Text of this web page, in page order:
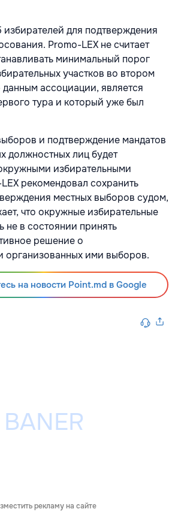
для подтверждения
Promo-LEX не считает
минимальный порог
участков во втором
ассоциации, является
тура и который уже был
и подтверждение мандатов
должностных лиц будет
избирательными
рекомендовал сохранить
местных выборов судом,
что окружные избирательные
не в состоянии принять
решение о
организованных ими выборов.
на новости Point.md в Google
рекламу на сайте